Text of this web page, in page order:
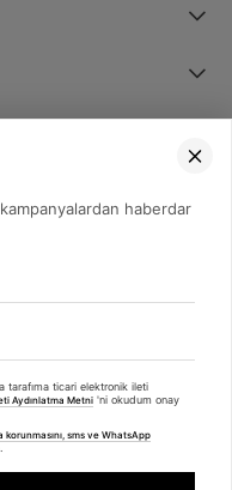
08
haberdar
tarafıma ticari elektronik ileti
Aydınlatma Metni 'ni okudum onay
korunmasını, sms ve WhatsApp